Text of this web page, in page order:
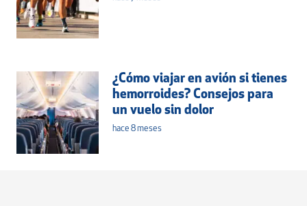
¿Cómo viajar en avión si tienes
hemorroides? Consejos para
un vuelo sin dolor
hace 8 meses